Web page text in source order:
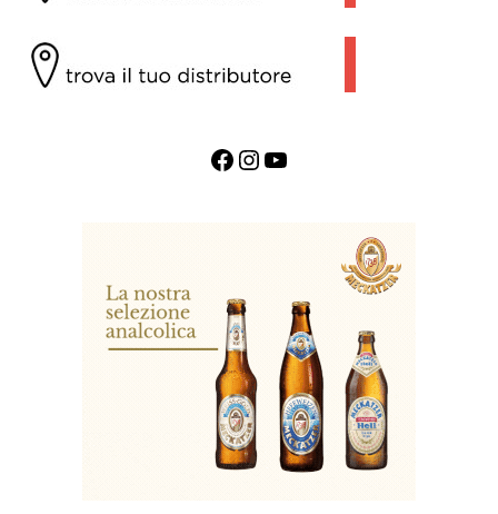
Facebook InstagramYouTube